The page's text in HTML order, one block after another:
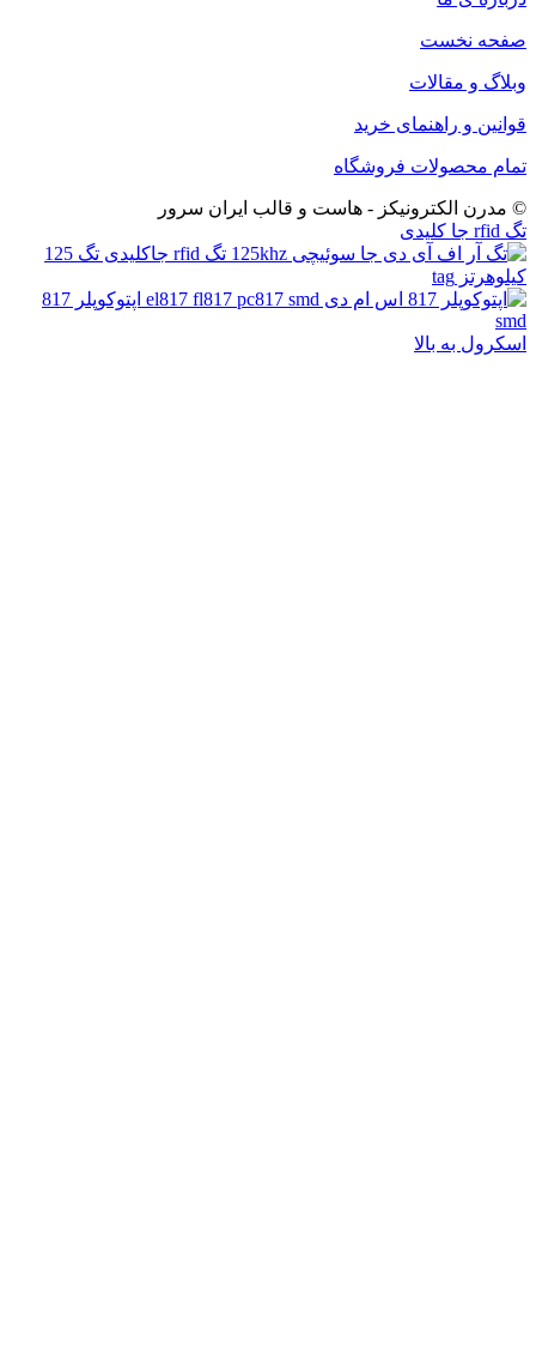
صفحه نخست
وبلاگ و مقالات
قوانین و راهنمای خرید
تمام محصولات فروشگاه
© مدرن الکترونیکز - هاست و قالب ایران سرور
تگ rfid جا کلیدی
اپتوکوپلر 817
smd
اسکرول به بالا